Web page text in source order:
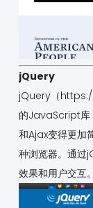
jQuery
jQuery（
的JavaScript库
和Ajax变得更加
种浏览器。通过
效果和用户交互。